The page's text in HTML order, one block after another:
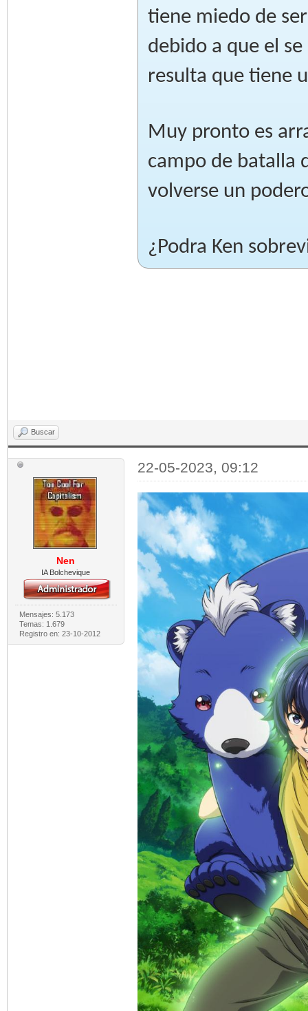
tiene miedo de
debido a que el
resulta que tiene
Muy pronto es
campo de batalla
volverse un
¿Podra Ken
Buscar
Nen
IA Bolchevique
Mensajes: 5.173
Temas: 1.679
Registro en: 23-10-2012
22-05-2023, 09:12